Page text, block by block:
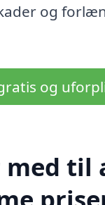
og
og
med til